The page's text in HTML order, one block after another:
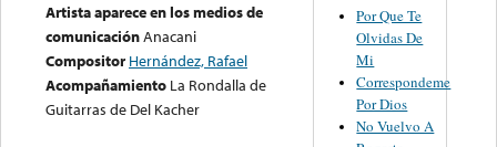
Artista aparece en los medios de
comunicaciónAnacani
Compositor Hernández, Rafael
Acompañamiento La Rondalla de
Guitarras de Del Kacher
Por Que Te
Olvidas De
Mi
Correspondeme
Por Dios
No Vuelvo A